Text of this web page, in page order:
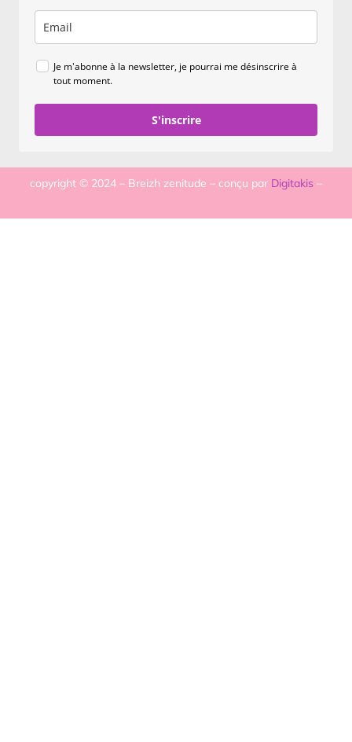
Je m'abonne à la newsletter, je pourrai me désinscrire à
tout moment.
S'inscrire
copyright © 2024 – Breizh zenitude – conçu par Digitakis –